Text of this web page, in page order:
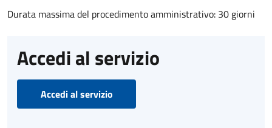
Durata massima del procedimento amministrativo: 30 giorni
Accedi al servizio
Accedi al servizio